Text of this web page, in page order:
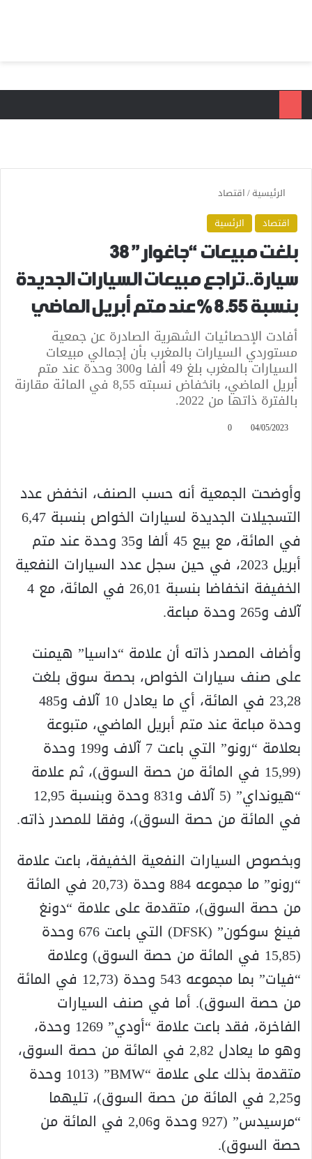
الرئيسية/اقتصاد
اقتصاد
الرئسية
بلغت مبيعات “جاغوار” 38
سيارة..تراجع مبيعات السيارات الجديدة
بنسبة 8.55 % عند متم أبريل الماضي
أفادت الإحصائيات الشهرية الصادرة عن جمعية
مستوردي السيارات بالمغرب بأن إجمالي مبيعات
السيارات بالمغرب بلغ 49 ألفا و300 وحدة عند متم
أبريل الماضي، بانخفاض نسبته 8,55 في المائة مقارنة
بالفترة ذاتها من 2022.
04/05/2023
0
وأوضحت الجمعية أنه حسب الصنف، انخفض عدد
التسجيلات الجديدة لسيارات الخواص بنسبة 6,47
في المائة، مع بيع 45 ألفا و35 وحدة عند متم
أبريل 2023، في حين سجل عدد السيارات النفعية
الخفيفة انخفاضا بنسبة 26,01 في المائة، مع 4
آلاف و265 وحدة مباعة.
وأضاف المصدر ذاته أن علامة “داسيا” هيمنت
على صنف سيارات الخواص، بحصة سوق بلغت
23,28 في المائة، أي ما يعادل 10 آلاف و485
وحدة مباعة عند متم أبريل الماضي، متبوعة
بعلامة “رونو” التي باعت 7 آلاف و199 وحدة
(15,99 في المائة من حصة السوق)، ثم علامة
“هيونداي” (5 آلاف و831 وحدة وبنسبة 12,95
في المائة من حصة السوق)، وفقا للمصدر ذاته.
وبخصوص السيارات النفعية الخفيفة، باعت علامة
“رونو” ما مجموعه 884 وحدة (20,73 في المائة
من حصة السوق)، متقدمة على علامة “دونغ
فينغ سوكون” (DFSK) التي باعت 676 وحدة
(15,85 في المائة من حصة السوق) وعلامة
“فيات” بما مجموعه 543 وحدة (12,73 في المائة
من حصة السوق). أما في صنف السيارات
الفاخرة، فقد باعت علامة “أودي” 1269 وحدة،
وهو ما يعادل 2,82 في المائة من حصة السوق،
متقدمة بذلك على علامة “BMW” (1013 وحدة
و2,25 في المائة من حصة السوق)، تليهما
“مرسيدس” (927 وحدة و2,06 في المائة من
حصة السوق).